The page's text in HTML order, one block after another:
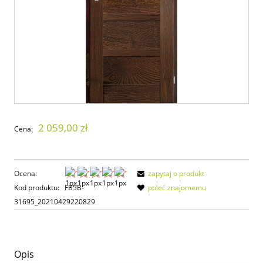
Cena: 2 059,00 zł
Ocena:
Kod produktu: FB5B-
31695_20210429220829
zapytaj o produkt
poleć znajomemu
Opis